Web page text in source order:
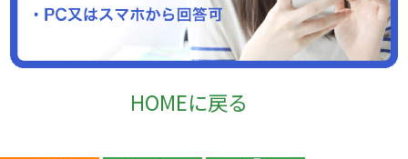
HOMEに戻る